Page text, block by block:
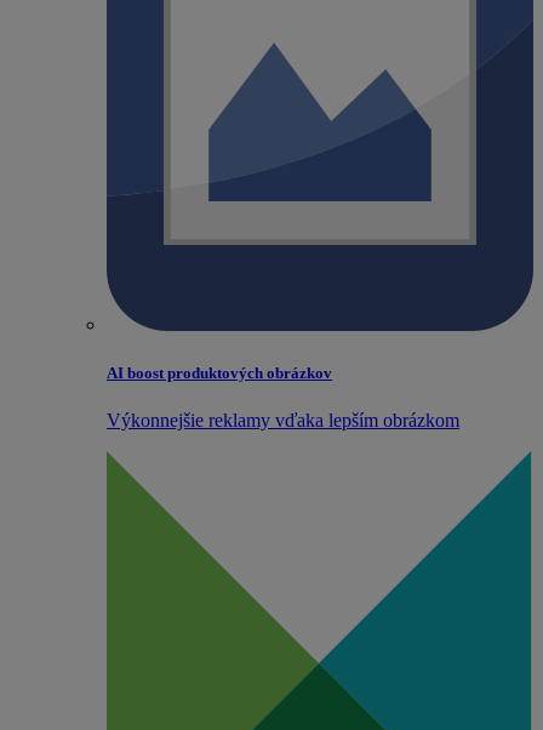
AI boost produktových obrázkov
Výkonnejšie reklamy vďaka lepším obrázkom